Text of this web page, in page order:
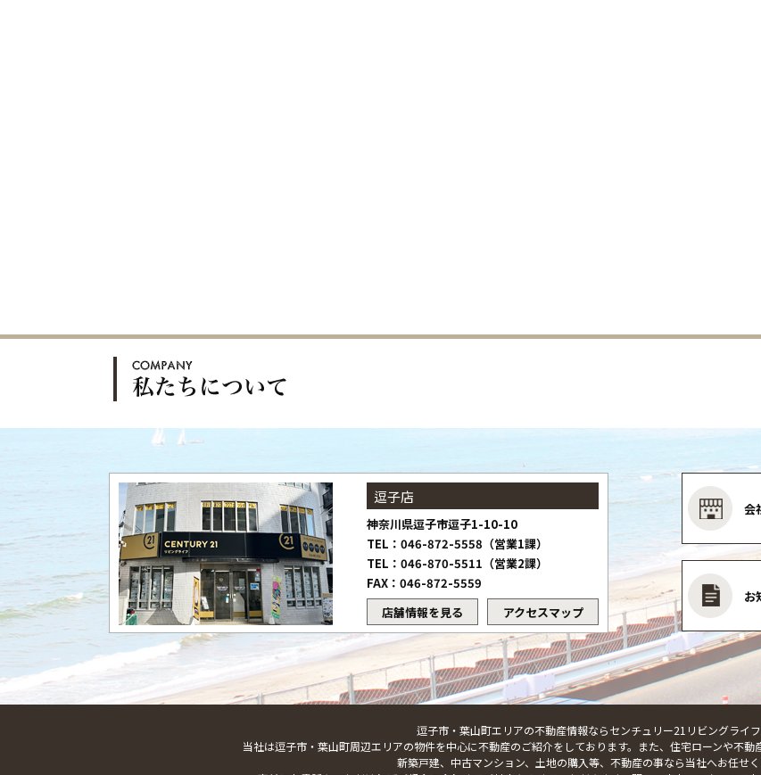
逗子店
神奈川県逗子市逗子1-10-10
TEL：046-872-5558（営業1課）
TEL：046-870-5511（営業2課）
FAX：046-872-5559
店舗情報を見る
アクセスマップ
会
お
逗子市・葉山町エリアの不動産情報ならセンチュリー21リビングライフ
当社は逗子市・葉山町周辺エリアの物件を中心に不動産のご紹介をしております。また、住宅ローンや不動
新築戸建、中古マンション、土地の購入等、不動産の事なら当社へお任せく